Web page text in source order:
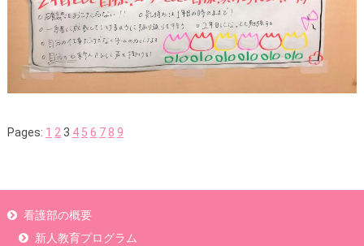
Pages: 1 2 3 4 5 6 7 8 9
看護部の概要
新人教育プログラム